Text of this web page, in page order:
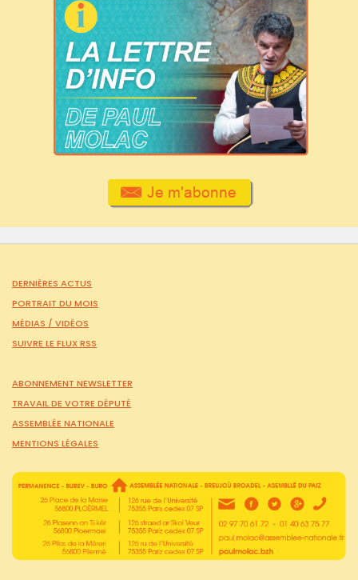
DERNIÈRES ACTUS
PORTRAIT DU MOIS
MÉDIAS / VIDÉOS
SUIVRE LE FLUX RSS
ABONNEMENT NEWSLETTER
TRAVAIL DE VOTRE DÉPUTÉ
ASSEMBLÉE NATIONALE
MENTIONS LÉGALES